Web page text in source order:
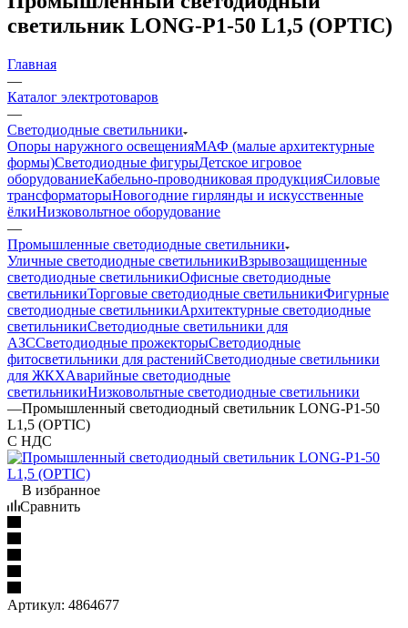
светильник LONG-P1-50 L1,5 (OPTIC)
Главная
—
Каталог электротоваров
—
Светодиодные светильники
Опоры наружного освещенияМАФ (малые архитектурные
формы)Светодиодные фигурыДетское игровое
оборудованиеКабельно-проводниковая продукцияСиловые
трансформаторыНовогодние гирлянды и искусственные
ёлкиНизковольтное оборудование
—
Промышленные светодиодные светильники
Уличные светодиодные светильникиВзрывозащищенные
светодиодные светильникиОфисные светодиодные
светильникиТорговые светодиодные светильникиФигурные
светодиодные светильникиАрхитектурные светодиодные
светильникиСветодиодные светильники для
АЗССветодиодные прожекторыСветодиодные
фитосветильники для растенийСветодиодные светильники
для ЖКХАварийные светодиодные
светильникиНизковольтные светодиодные светильники
—Промышленный светодиодный светильник LONG-P1-50
L1,5 (OPTIC)
С НДС
В избранное
Сравнить
Артикул: 4864677